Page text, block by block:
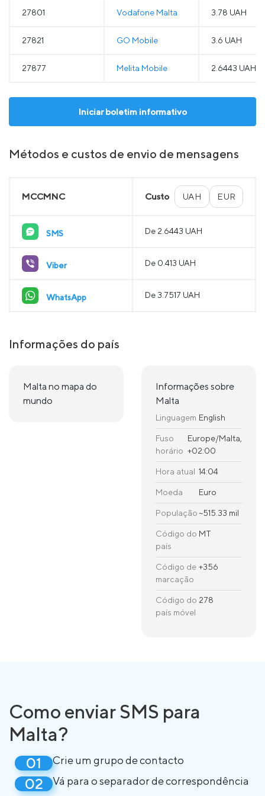
27801 Vodafone Malta 3.78 UAH
27821 GO Mobile 3.6 UAH
27877 Melita Mobile 2.6443 UAH
Iniciar boletim informativo
Métodos e custos de envio de mensagens
MCCMNC Custo UAH EUR
SMS De 2.6443 UAH
Viber De 0.413 UAH
WhatsApp De 3.7517 UAH
Informações do país
Malta no mapa do
mundo
Informações sobre
Malta
Linguagem English
Fuso
horário
Europe/Malta,
+02:00
Hora atual 14:04
Moeda Euro
População~515.33 mil
Código do
país
MT
Código de
marcação
+356
Código do
país móvel
278
Como enviar SMS para
Malta?
Crie um grupo de contacto
Vá para o separador de correspondência